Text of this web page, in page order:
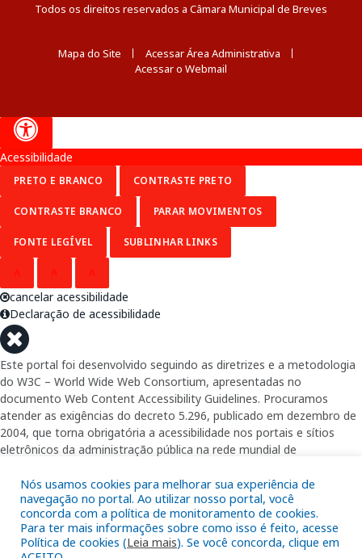
Todos os direitos reservados a Câmara Municipal de Breves
Mapa do Site
Acessar Área Administrativa
Acessar o Webmail
Nós usamos cookies para melhorar sua experiência de
navegação no portal. Ao utilizar nosso portal, você
concorda com a política de monitoramento de cookies.
Para ter mais informações sobre como isso é feito, acesse
Política de cookies (Leia mais). Se você concorda, clique em
Acessibilidade
PRETO E BRANCO CONTRASTE PRETO
CONTRASTE BRANCO PARAR MOVIMENTOS
FONTE LEGÍVEL SUBLINHAR LINKS
cancelar acessibilidade
Declaração de acessibilidade
Este portal foi desenvolvido seguindo as diretrizes e a metodologia
do W3C – World Wide Web Consortium, apresentadas no
documento Web Content Accessibility Guidelines. Procuramos
atender as exigências do decreto 5.296, publicado em dezembro de
2004, que torna obrigatória a acessibilidade nos portais e sítios
eletrônicos da administração pública na rede mundial de
garantindo-lhes o pleno acesso aos conteúdos disponíveis.
Além de validações automáticas, foram realizados testes em
diversos navegadores e através do utilitário de acesso a Internet do
DOSVOX, sistema operacional destinado deficientes visuais.